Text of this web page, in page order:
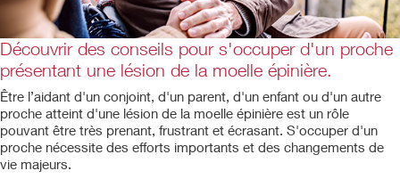
Découvrir des conseils pour s'occuper d'un proche
présentant une lésion de la moelle épinière.
Être l’aidant d'un conjoint, d'un parent, d'un enfant ou d'un autre
proche atteint d'une lésion de la moelle épinière est un rôle
pouvant être très prenant, frustrant et écrasant. S'occuper d'un
proche nécessite des efforts importants et des changements de
vie majeurs.